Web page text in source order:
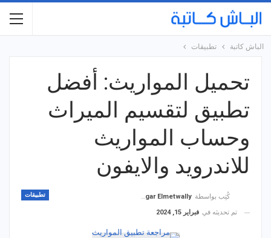
الباش كاتبة تطبيقات
تحميل المواريث: أفضل
تطبيق لتقسيم الميراث
وحساب المواريث
للاندرويد والايفون
تطبيقات كُتِب بواسطة Hagar Elmetwally
تم تحديثه في فبراير 15, 2024